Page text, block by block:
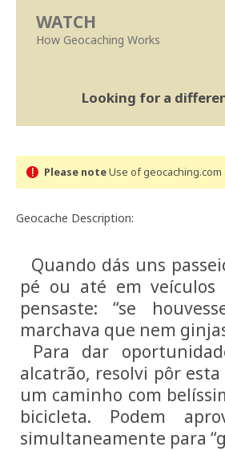
WATCH
How Geocaching Works
Looking for a
Please noteUse of
Geocache Description:
Quando dás uns
pé ou até em veículos
pensaste: “se
marchava que nem
Para dar
alcatrão, resolvi pôr
um caminho com
bicicleta. Podem
simultaneamente para